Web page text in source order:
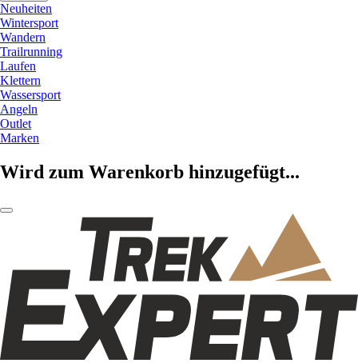
Neuheiten
Wintersport
Wandern
Trailrunning
Laufen
Klettern
Wassersport
Angeln
Outlet
Marken
Wird zum Warenkorb hinzugefügt...